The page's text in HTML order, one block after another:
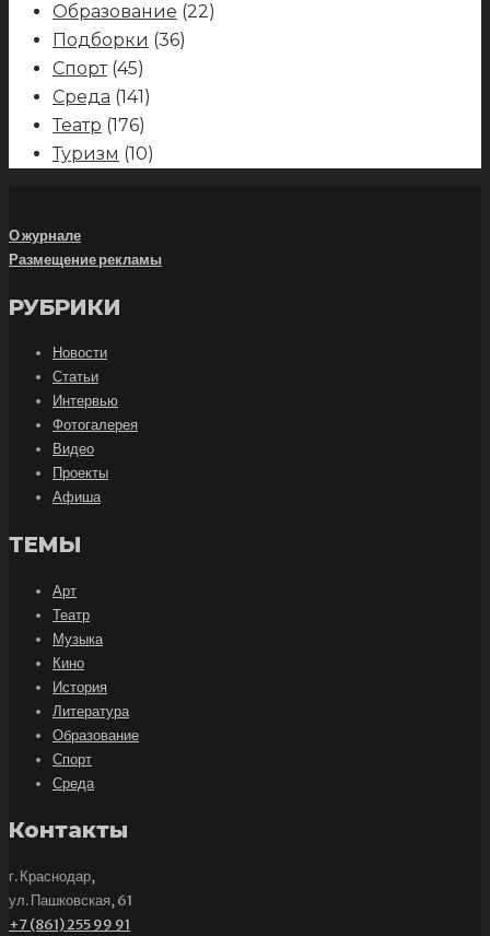
Образование (22)
Подборки (36)
Спорт(45)
Среда (141)
Театр (176)
Туризм (10)
О журнале
Размещение рекламы
РУБРИКИ
Новости
Статьи
Интервью
Фотогалерея
Видео
Проекты
Афиша
ТЕМЫ
Арт
Театр
Музыка
Кино
История
Литература
Образование
Спорт
Среда
Контакты
г. Краснодар,
ул. Пашковская, 61
+7 (861) 255 99 91